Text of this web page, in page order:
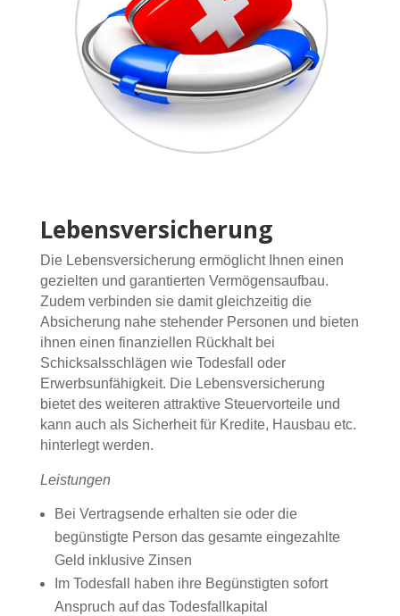
Lebensversicherung
Die Lebensversicherung ermöglicht Ihnen einen
gezielten und garantierten Vermögensaufbau.
Zudem verbinden sie damit gleichzeitig die
Absicherung nahe stehender Personen und bieten
ihnen einen finanziellen Rückhalt bei
Schicksalsschlägen wie Todesfall oder
Erwerbsunfähigkeit. Die Lebensversicherung
bietet des weiteren attraktive Steuervorteile und
kann auch als Sicherheit für Kredite, Hausbau etc.
hinterlegt werden.
Leistungen
Bei Vertragsende erhalten sie oder die
begünstigte Person das gesamte eingezahlte
Geld inklusive Zinsen
Im Todesfall haben ihre Begünstigten sofort
Anspruch auf das Todesfallkapital